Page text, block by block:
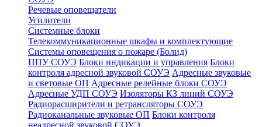
Речевые оповещатели
Усилители
Системные блоки
Телекоммуникационные шкафы и комплектующие
Системы оповещения о пожаре (Болид)
ППУ СОУЭ Блоки индикации и управления Блоки
контроля адресной звуковой СОУЭ Адресные звуковые
и световые ОП Адресные релейные блоки СОУЭ
Адресные УДП СОУЭ Изоляторы КЗ линий СОУЭ
Радиорасширители и ретрансляторы СОУЭ
Радиоканальные звуковые ОП Блоки контроля
неадресной звуковой СОУЭ